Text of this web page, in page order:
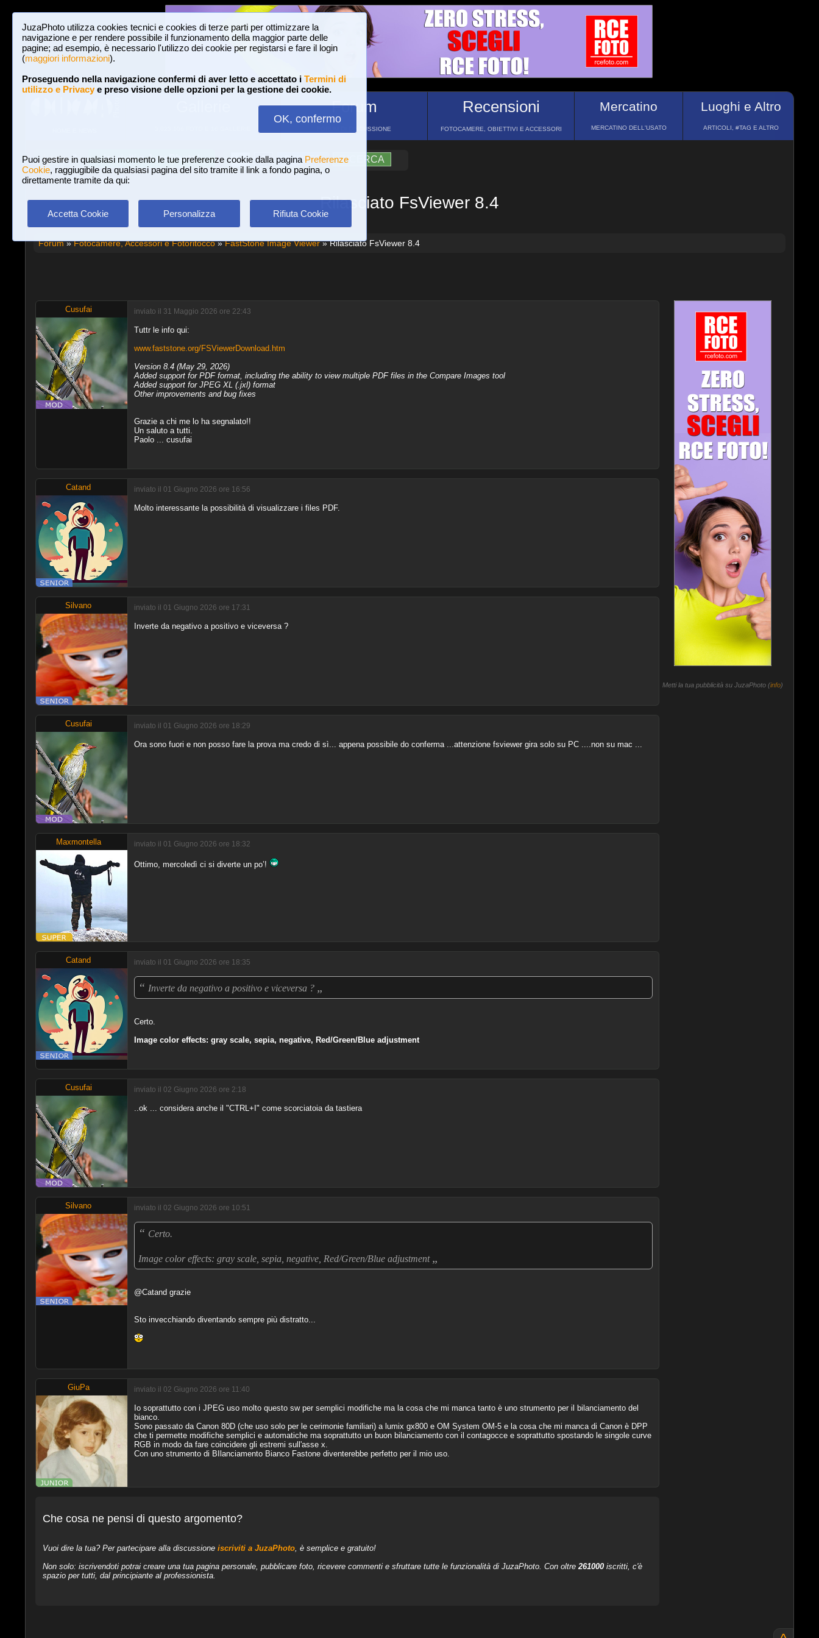
JuzaPhoto utilizza cookies tecnici e cookies di terze parti per ottimizzare la
navigazione e per rendere possibile il funzionamento della maggior parte delle
pagine; ad esempio, è necessario l'utilizzo dei cookie per registarsi e fare il login
(maggiori informazioni).
Proseguendo nella navigazione confermi di aver letto e accettato i Termini di
utilizzo e Privacye preso visione delle opzioni per la gestione dei cookie.
OK, confermo
Puoi gestire in qualsiasi momento le tue preferenze cookie dalla pagina Preferenze
Cookie, raggiugibile da qualsiasi pagina del sito tramite il link a fondo pagina, o
direttamente tramite da qui:
Accetta Cookie Personalizza Rifiuta Cookie
Forum
FORUM DI DISCUSSIONE
Recensioni
FOTOCAMERE, OBIETTIVI E ACCESSORI
Mercatino
MERCATINO DELL'USATO
Luoghi e Altro
ARTICOLI, #TAG E ALTRO
Login Iscriviti a JuzaPhoto! A A ?AIUTO RICERCA
Rilasciato FsViewer 8.4
Forum»Fotocamere, Accessori e Fotoritocco»FastStone Image Viewer» Rilasciato FsViewer 8.4
Cusufai inviato il 31 Maggio 2026 ore 22:43
Tuttr le info qui:
www.faststone.org/FSViewerDownload.htm
Version 8.4 (May 29, 2026)
Added support for PDF format, including the ability to view multiple PDF files in the Compare Images tool
Added support for JPEG XL (.jxl) format
Other improvements and bug fixes
Grazie a chi me lo ha segnalato!!
Un saluto a tutti.
Paolo ... cusufai
Catand inviato il 01 Giugno 2026 ore 16:56
Molto interessante la possibilità di visualizzare i files PDF.
Silvano inviato il 01 Giugno 2026 ore 17:31
Inverte da negativo a positivo e viceversa ?
Cusufai inviato il 01 Giugno 2026 ore 18:29
Ora sono fuori e non posso fare la prova ma credo di sì... appena possibile do conferma ...attenzione fsviewer gira solo su PC ....non su mac ...
Maxmontella inviato il 01 Giugno 2026 ore 18:32
Ottimo, mercoledì ci si diverte un po’!
Catand inviato il 01 Giugno 2026 ore 18:35
“ Inverte da negativo a positivo e viceversa ? „
Certo.
Image color effects: gray scale, sepia, negative, Red/Green/Blue adjustment
Cusufai inviato il 02 Giugno 2026 ore 2:18
..ok ... considera anche il "CTRL+I" come scorciatoia da tastiera
Silvano inviato il 02 Giugno 2026 ore 10:51
“ Certo.
Image color effects: gray scale, sepia, negative, Red/Green/Blue adjustment „
@Catand grazie
Sto invecchiando diventando sempre più distratto...
GiuPa inviato il 02 Giugno 2026 ore 11:40
Io soprattutto con i JPEG uso molto questo sw per semplici modifiche ma la cosa che mi manca tanto è uno strumento per il bilanciamento del
bianco.
Sono passato da Canon 80D (che uso solo per le cerimonie familiari) a lumix gx800 e OM System OM-5 e la cosa che mi manca di Canon è DPP
che ti permette modifiche semplici e automatiche ma soprattutto un buon bilanciamento con il contagocce e soprattutto spostando le singole curve
RGB in modo da fare coincidere gli estremi sull'asse x.
Con uno strumento di BIlanciamento Bianco Fastone diventerebbe perfetto per il mio uso.
Che cosa ne pensi di questo argomento?
Vuoi dire la tua? Per partecipare alla discussione iscriviti a JuzaPhoto, è semplice e gratuito!
Non solo: iscrivendoti potrai creare una tua pagina personale, pubblicare foto, ricevere commenti e sfruttare tutte le funzionalità di JuzaPhoto. Con oltre261000iscritti, c'è
spazio per tutti, dal principiante al professionista.
Metti la tua pubblicità su JuzaPhoto (info)